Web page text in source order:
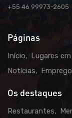
+55 46 99973-2605
Páginas
Início Lugares
Notícias
Os destaques
Restaurantes